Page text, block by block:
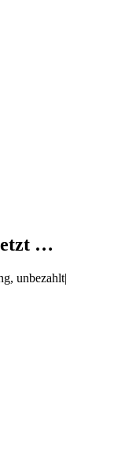
…
unbezahlt|